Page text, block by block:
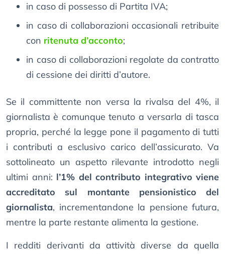
in caso di possesso di Partita IVA;
in caso di collaborazioni occasionali retribuite
con ritenuta d’acconto;
in caso di collaborazioni regolate da contratto
di cessione dei diritti d’autore.
Se il committente non versa la rivalsa del 4%, il
giornalista è comunque tenuto a versarla di tasca
propria, perché la legge pone il pagamento di tutti
i contributi a esclusivo carico dell’assicurato. Va
sottolineato un aspetto rilevante introdotto negli
ultimi anni: l’1% del contributo integrativo viene
accreditato sul montante pensionistico del
giornalista, incrementandone la pensione futura,
mentre la parte restante alimenta la gestione.
I redditi derivanti da attività diverse da quella